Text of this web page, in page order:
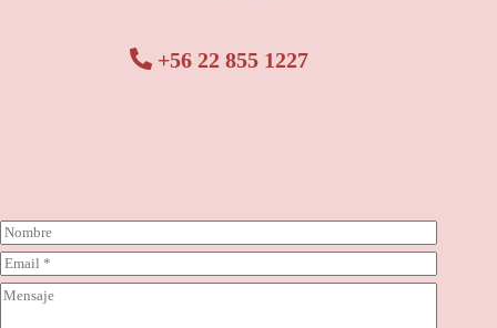
+56 22 855 1227
N
o
m
b
r
C
o
r
C